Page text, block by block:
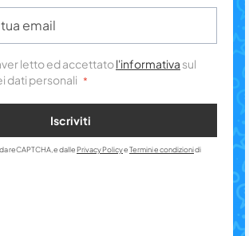
letto ed accettatol'informativa sul
dati personali
Iscriviti
reCAPTCHA, e dalle Privacy PolicyeTermini e condizionidi